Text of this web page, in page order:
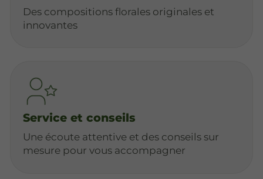
Des compositions florales originales et
innovantes
Service et conseils
Une écoute attentive et des conseils sur
mesure pour vous accompagner